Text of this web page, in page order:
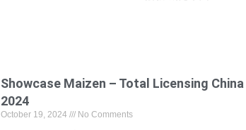
Showcase Maizen – Total Licensing China
2024
October 19, 2024 No Comments